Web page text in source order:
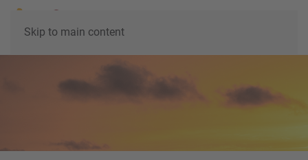
Skip to main content